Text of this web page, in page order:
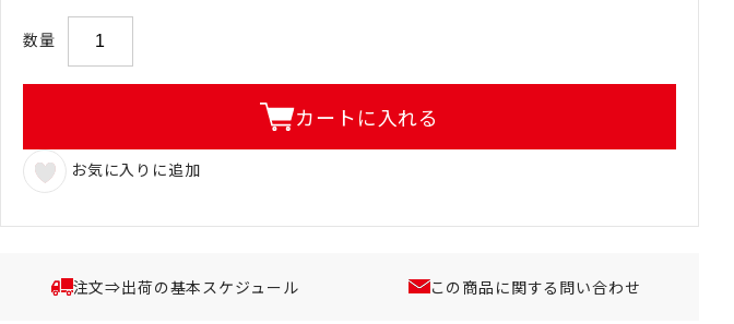
数量
カートに入れる
お気に入りに追加
注文⇒出荷の基本スケジュール この商品に関する問い合わせ